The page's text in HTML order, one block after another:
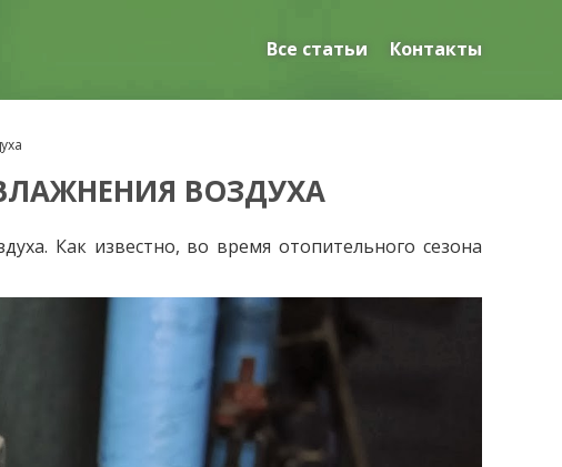
Все статьи Контакты
ВОЗДУХА
Как известно, во время отопительного сезона